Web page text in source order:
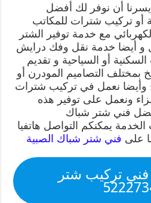
أن نوفر لك أفضل
أو تركيب شترات للمكاتب
مع خدمة توفير الشتر
و أيضا خدمة نقل وفك درايش
أو السياحية و تقديم
التصاميم المودرن أو
وأيضا نعمل في تركيب شترات
ونعمل على توفير هذه
فني شتر شباك
يمكنكم التواصل هاتفيا
على فني شتر شباك الصبية
تركيب شتر